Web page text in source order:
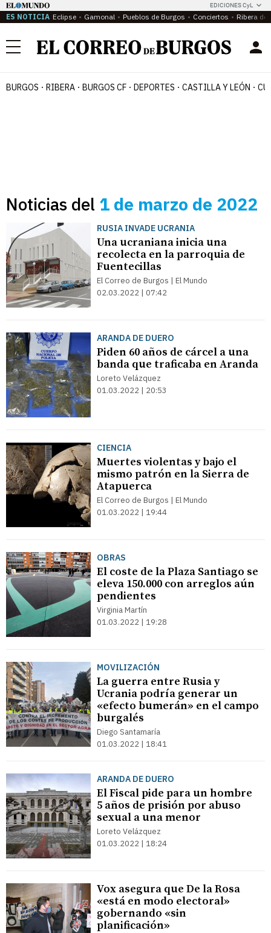
EDICIONES CyL
ES NOTICIA Eclipse Gamonal Pueblos de Burgos Conciertos Ribera del
Menú
BURGOS RIBERA BURGOS CF DEPORTES CASTILLA Y LEÓN
Noticias del 1 de marzo de 2022
RUSIA INVADE UCRANIA
Una ucraniana inicia una
recolecta en la parroquia de
Fuentecillas
El Correo de Burgos | El Mundo
02.03.2022 | 07:42
ARANDA DE DUERO
Piden 60 años de cárcel a una
banda que traficaba en Aranda
Loreto Velázquez
01.03.2022 | 20:53
CIENCIA
Muertes violentas y bajo el
mismo patrón en la Sierra de
Atapuerca
El Correo de Burgos | El Mundo
01.03.2022 | 19:44
OBRAS
El coste de la Plaza Santiago se
eleva 150.000 con arreglos aún
pendientes
Virginia Martín
01.03.2022 | 19:28
MOVILIZACIÓN
La guerra entre Rusia y
Ucrania podría generar un
«efecto bumerán» en el campo
burgalés
Diego Santamaría
01.03.2022 | 18:41
ARANDA DE DUERO
El Fiscal pide para un hombre
5 años de prisión por abuso
sexual a una menor
Loreto Velázquez
01.03.2022 | 18:24
Vox asegura que De la Rosa
«está en modo electoral»
gobernando «sin
planificación»